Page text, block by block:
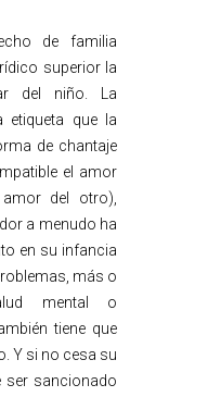
de familia
superior la
del niño. La
etiqueta que la
de chantaje
el amor
del otro),
a menudo ha
en su infancia
más o
mental o
tiene que
Y si no cesa su
ser sancionado